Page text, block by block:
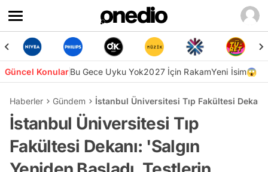
Güncel KonularBu Gece Uyku Yok2027 İçin RakamYeni İsim😱
Haberler Gündem İstanbul Üniversitesi Tıp Fakültesi
İstanbul Üniversitesi Tıp
Fakültesi Dekanı: 'Salgın